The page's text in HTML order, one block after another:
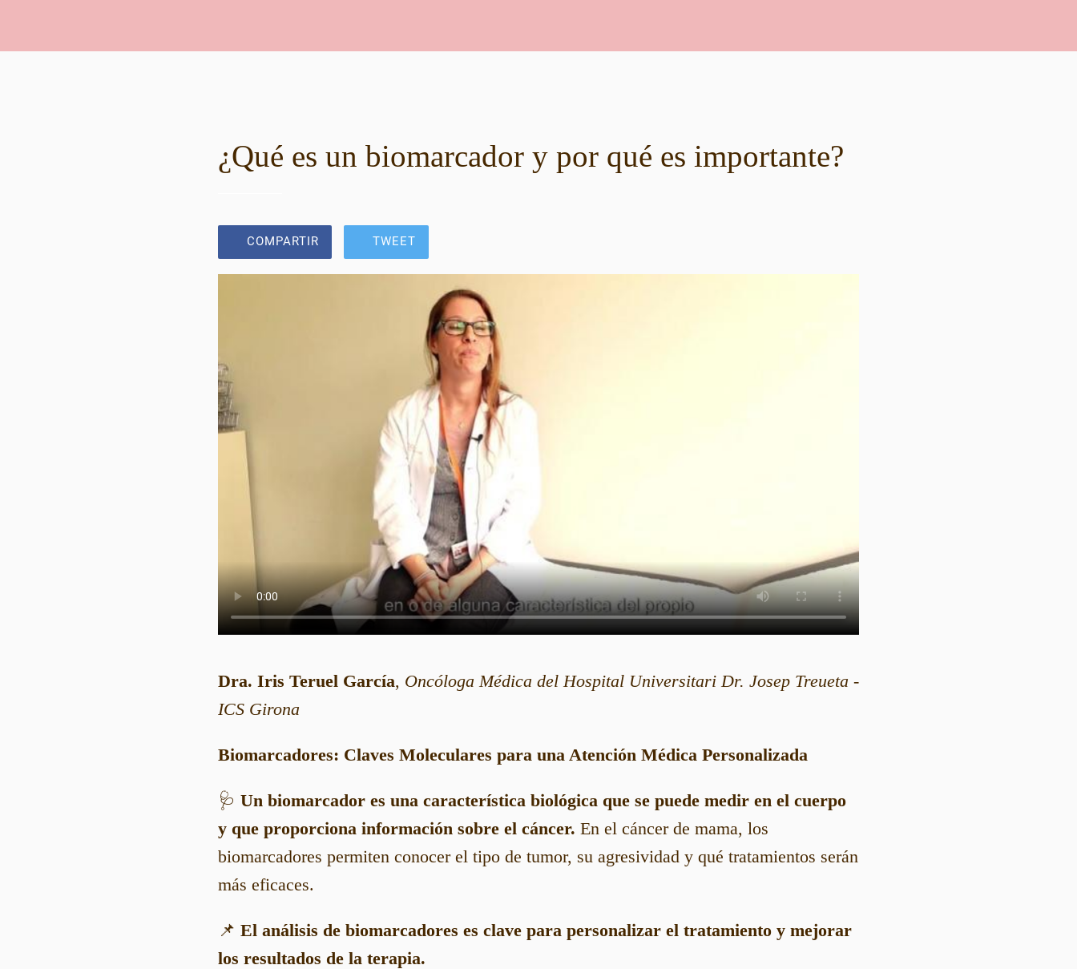
¿Qué es un biomarcador y por qué es importante?
COMPARTIR TWEET
Dra. Iris Teruel García, Oncóloga Médica del Hospital Universitari Dr. Josep Treueta -
ICS Girona
Biomarcadores: Claves Moleculares para una Atención Médica Personalizada
🩺 Un biomarcador es una característica biológica que se puede medir en el cuerpo
y que proporciona información sobre el cáncer. En el cáncer de mama, los
biomarcadores permiten conocer el tipo de tumor, su agresividad y qué tratamientos serán
más eficaces.
📌 El análisis de biomarcadores es clave para personalizar el tratamiento y mejorar
los resultados de la terapia.